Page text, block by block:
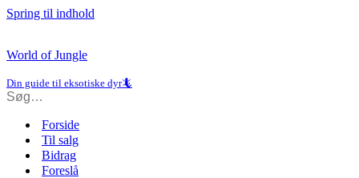
Spring til indhold
World of Jungle
Din guide til eksotiske dyr🦎
Forside
Til salg
Bidrag
Foreslå